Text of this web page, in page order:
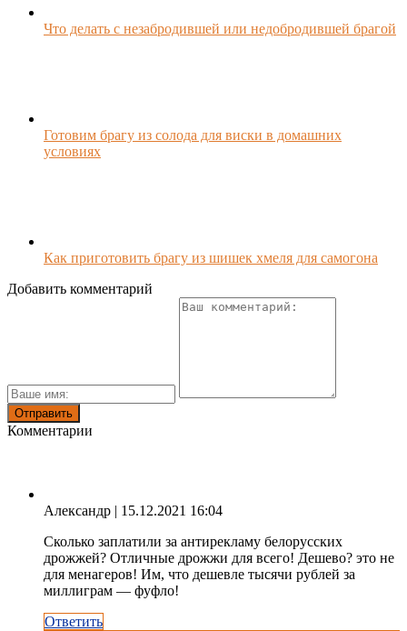
Что делать с незабродившей или недобродившей брагой
Готовим брагу из солода для виски в домашних
условиях
Как приготовить брагу из шишек хмеля для самогона
Добавить комментарий
Комментарии
Александр | 15.12.2021 16:04
Сколько заплатили за антирекламу белорусских
дрожжей? Отличные дрожжи для всего! Дешево? это не
для менагеров! Им, что дешевле тысячи рублей за
миллиграм — фуфло!
Ответить